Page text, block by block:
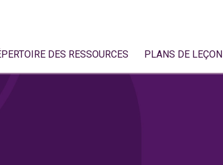
DES RESSOURCES PLANS DE LEÇON